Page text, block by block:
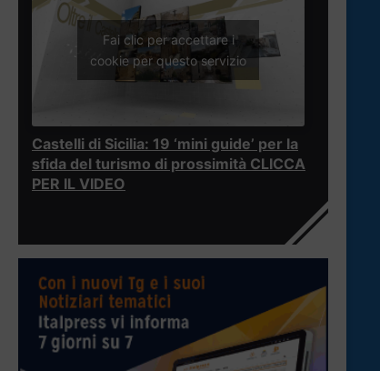
Fai clic per accettare i
cookie per questo servizio
Castelli di Sicilia: 19 ‘mini guide’ per la
sfida del turismo di prossimità CLICCA
PER IL VIDEO